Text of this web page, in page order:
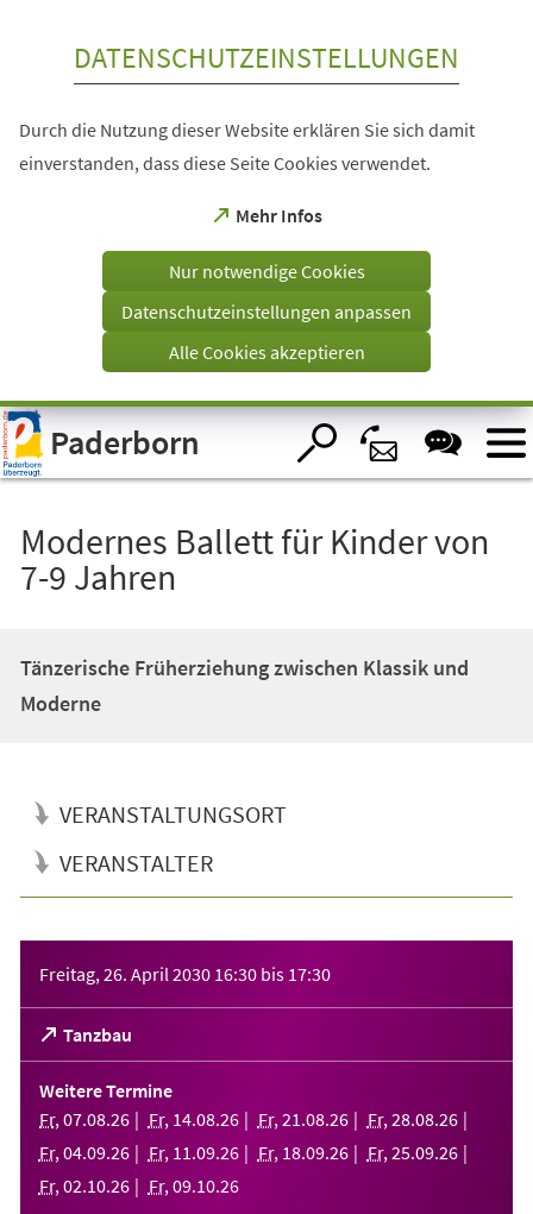
Visuelle
Assistenzsoftware
öffnen.
DATENSCHUTZEINSTELLUNGEN
Durch die Nutzung dieser Website erklären Sie sich damit
einverstanden, dass diese Seite Cookies verwendet.
Mehr Infos
(Öffnet
einem
Tab)
Nur notwendige Cookies
Datenschutzeinstellungen anpassen
Alle Cookies akzeptieren
Paderborn
Modernes Ballett für Kinder von
7-9 Jahren
Tänzerische Früherziehung zwischen Klassik und
Moderne
VERANSTALTUNGSORT
VERANSTALTER
Freitag, 26. April 2030 16:30 bis 17:30
Tanzbau
(Öffnet
in
einem
neuen
Tab)
Weitere Termine
Fr, 07.08.26 Fr, 14.08.26 Fr, 21 .08.26 Fr, 28.08.26
Fr, 04.09.26 Fr, 11 .09.26 Fr, 18.09.26 Fr, 25.09.26
Fr, 02.10.26 Fr, 09.10.26